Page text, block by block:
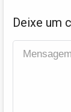
Deixe um